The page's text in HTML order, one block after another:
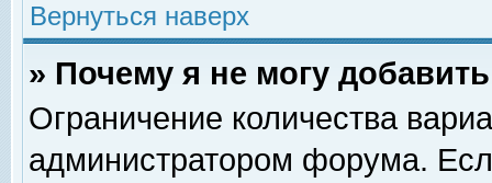
Вернуться наверх
» Почему я не могу
Ограничение количества
администратором форума.